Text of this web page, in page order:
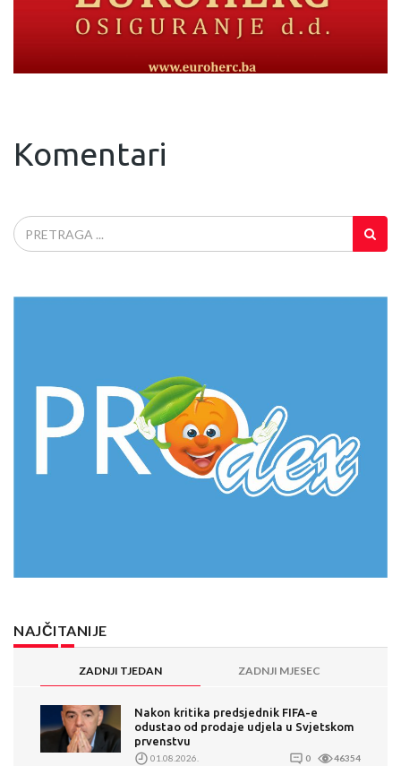
Komentari
NAJČITANIJE
ZADNJI TJEDAN ZADNJI MJESEC
Nakon kritika predsjednik FIFA-e
odustao od prodaje udjela u Svjetskom
prvenstvu
01.08.2026. 0 46354